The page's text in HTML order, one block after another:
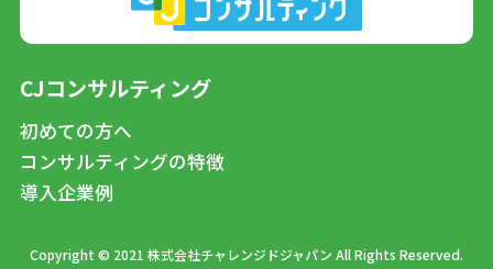
CJコンサルティング
初めての方へ
コンサルティングの特徴
導入企業例
Copyright © 2021 株式会社チャレンジドジャパン All Rights Reserved.